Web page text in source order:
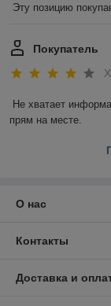
Эту позицию
Покупатель
Не хватает
прям на месте.
О нас
Контакты
Доставка и